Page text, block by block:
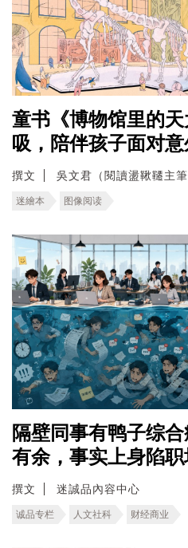
童书《博物馆里的
吸，陪伴孩子面对
撰文 吳文君（閱讀盪鞦韆主筆
迷繪本 图像阅读
隔壁同事有鸭子综
有余，事实上身陷职
撰文 迷誠品內容中心
诚品专栏 人文社科 财经商业